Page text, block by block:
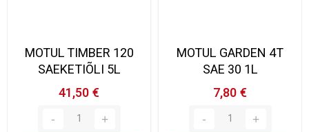
MOTUL TIMBER 120
SAEKETIÕLI 5L
41,50 €
MOTUL GARDEN 4T
SAE 30 1L
7,80 €